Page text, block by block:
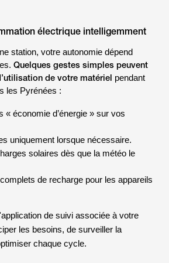
électrique intelligemment
station, votre autonomie dépend
Quelques gestes simples peuvent
de votre matériel pendant
les Pyrénées :
« économie d’énergie » sur vos
uniquement lorsque nécessaire.
solaires dès que la météo le
de recharge pour les appareils
de suivi associée à votre
les besoins, de surveiller la
chaque cycle.